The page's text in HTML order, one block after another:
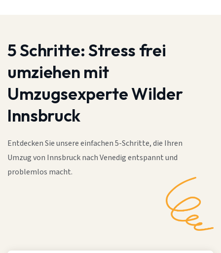
5 Schritte:Stress frei
umziehen mit
Umzugsexperte Wilder
Innsbruck
Entdecken Sie unsere einfachen 5-Schritte, die Ihren
Umzug von Innsbruck nach Venedig entspannt und
problemlos macht.